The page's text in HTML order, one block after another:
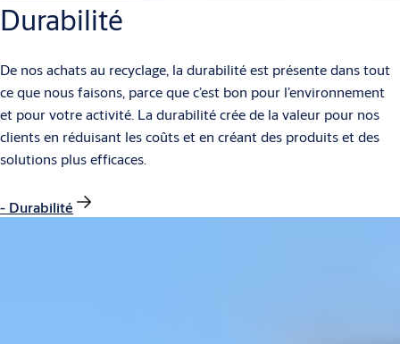
Durabilité
De nos achats au recyclage, la durabilité est présente dans tout
ce que nous faisons, parce que c’est bon pour l’environnement
et pour votre activité. La durabilité crée de la valeur pour nos
clients en réduisant les coûts et en créant des produits et des
solutions plus efficaces.
- Durabilité